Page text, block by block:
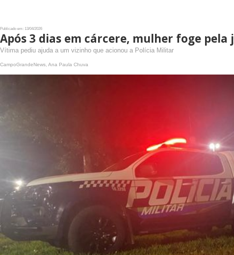
Publicado em: 13/04/2026
Após 3 dias em cárcere, mulher foge
Vítima pediu ajuda a um vizinho que acionou a Polícia Militar
CampoGrandeNews, Ana Paula Chuva